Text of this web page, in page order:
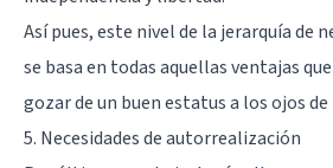
Así pues, este nivel de la jerarquía de
se basa en todas aquellas ventajas
gozar de un buen estatus a los ojos de
5. Necesidades de autorrealización